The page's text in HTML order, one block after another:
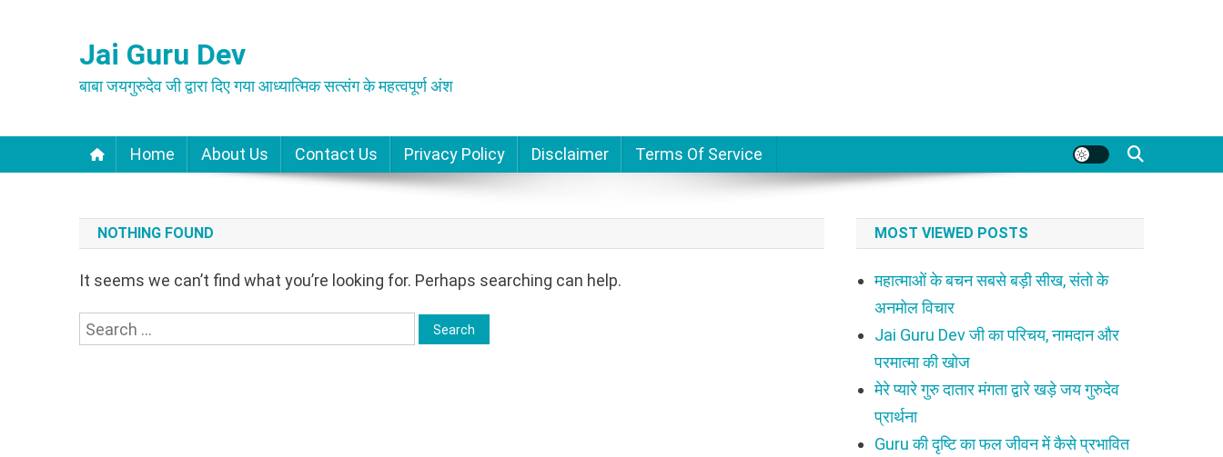
Jai Guru Dev
बाबा जयगुरुदेव जी द्वारा दिए गया आध्यात्मिक सत्संग के महत्वपूर्ण अंश
Home About Us Contact Us Privacy Policy Disclaimer Terms Of Service
NOTHING FOUND
It seems we can’t find what you’re looking for. Perhaps searching can help.
Search
MOST VIEWED POSTS
महात्माओं के बचन सबसे बड़ी सीख, संतो के
अनमोल विचार
Jai Guru Dev जी का परिचय, नामदान और
परमात्मा की खोज
मेरे प्यारे गुरु दातार मंगता द्वारे खड़े जय गुरुदेव
प्रार्थना
Guru की दृष्टि का फल जीवन में कैसे प्रभावित